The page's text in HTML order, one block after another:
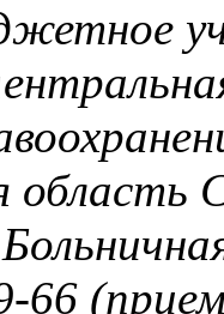
область
66